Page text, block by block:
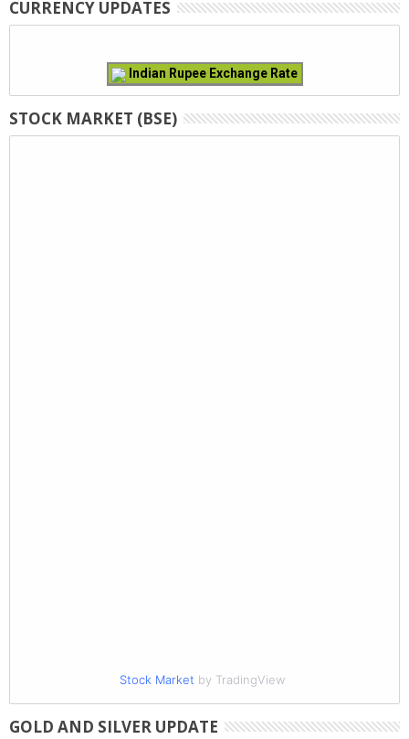
CURRENCY UPDATES
Indian Rupee Exchange Rate
STOCK MARKET (BSE)
Stock Market by TradingView
GOLD AND SILVER UPDATE